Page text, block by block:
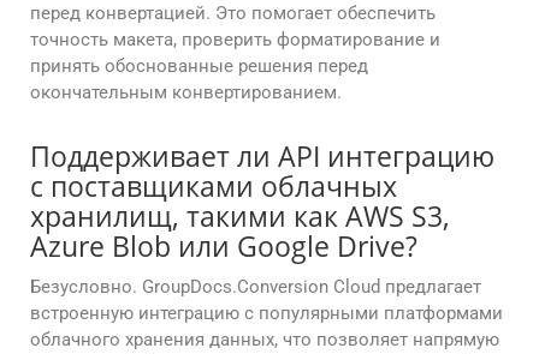
перед конвертацией. Это помогает обеспечить
точность макета, проверить форматирование и
принять обоснованные решения перед
окончательным конвертированием.
Поддерживает ли API интеграцию
с поставщиками облачных
хранилищ, такими как AWS S3,
Azure Blob или Google Drive?
Безусловно. GroupDocs.Conversion Cloud предлагает
встроенную интеграцию с популярными платформами
облачного хранения данных, что позволяет напрямую